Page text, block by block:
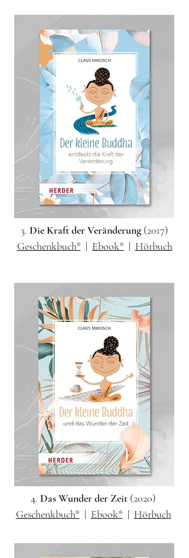
3. Die Kraft der Veränderung (2017)
Geschenkbuch*| Ebook* | Hörbuch
4. Das Wunder der Zeit (2020)
Geschenkbuch*| Ebook*| Hörbuch